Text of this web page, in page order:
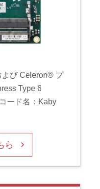
び Celeron® プ
Type 6
ード名：Kaby
ら